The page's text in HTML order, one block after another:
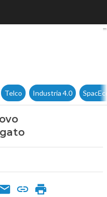
nuovo
Telco Industria 4.0